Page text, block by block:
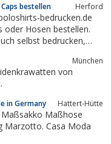
bestellen Herford
bedrucken.de
selbst bedrucken,
München
von
in Germany Hattert-Hütte
Maßsakko Maßhose
Marzotto. Casa Moda